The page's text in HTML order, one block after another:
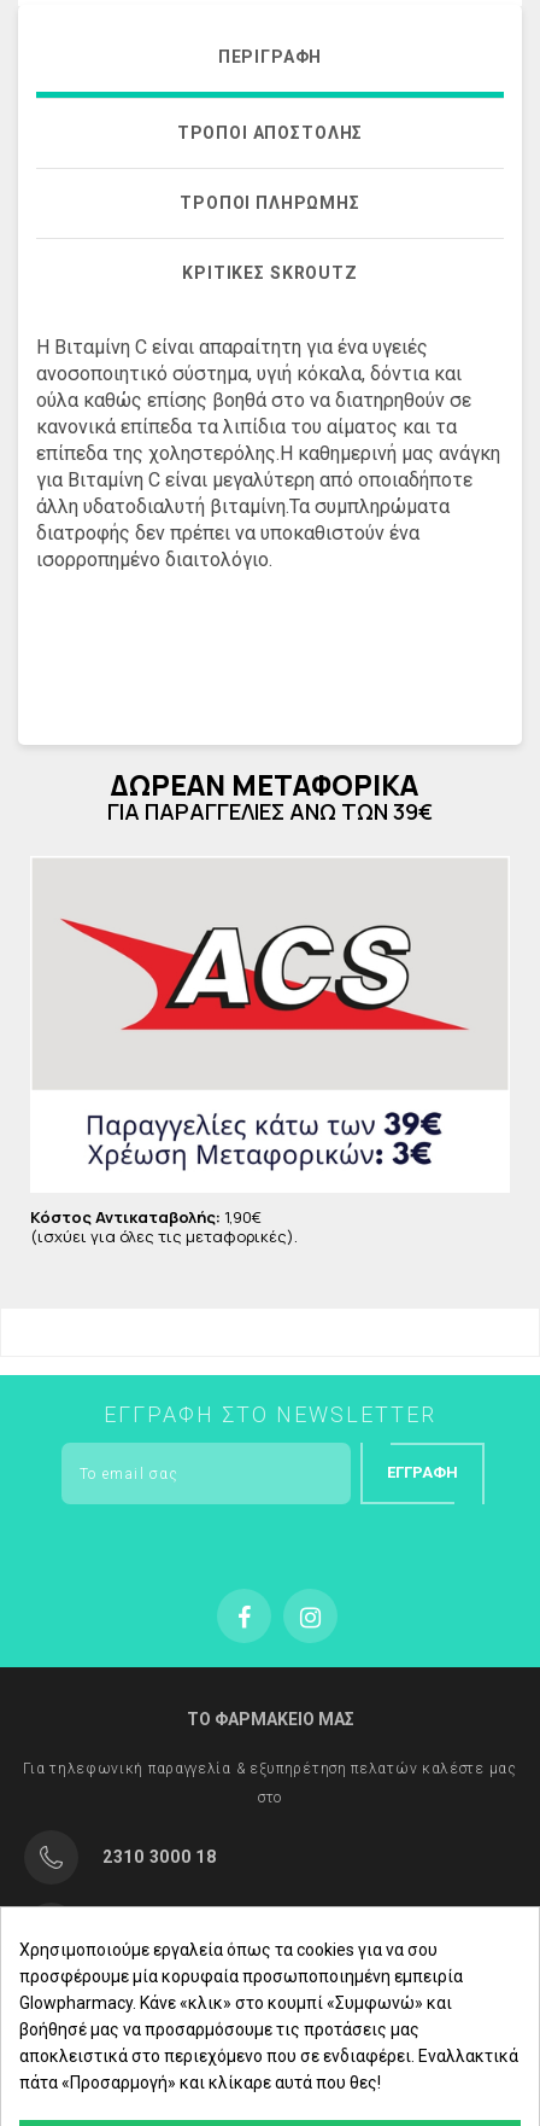
ΠΕΡΙΓΡΑΦΉ
ΤΡΌΠΟΙ ΑΠΟΣΤΟΛΉΣ
ΤΡΌΠΟΙ ΠΛΗΡΩΜΉΣ
ΚΡΙΤΙΚΈΣ SKROUTZ
Η Βιταμίνη C είναι απαραίτητη για ένα υγειές
ανοσοποιητικό σύστημα, υγιή κόκαλα, δόντια και
ούλα καθώς επίσης βοηθά στο να διατηρηθούν σε
κανονικά επίπεδα τα λιπίδια του αίματος και τα
επίπεδα της χοληστερόλης.Η καθημερινή μας ανάγκη
για Βιταμίνη C είναι μεγαλύτερη από οποιαδήποτε
άλλη υδατοδιαλυτή βιταμίνη.Τα συμπληρώματα
διατροφής δεν πρέπει να υποκαθιστούν ένα
ισορροπημένο διαιτολόγιο.
ΔΩΡΕΑΝ ΜΕΤΑΦΟΡΙΚΑ
ΓΙΑ ΠΑΡΑΓΓΕΛΙΕΣ ΑΝΩ ΤΩΝ 39€
Κόστος Αντικαταβολής: 1,90€
(ισχύει για όλες τις μεταφορικές).
ΕΓΓΡΑΦΉ ΣΤΟ NEWSLETTER
ΕΓΓΡΑΦΉ
ΤΟ ΦΑΡΜΑΚΕΙΟ ΜΑΣ
Για τηλεφωνική παραγγελία & εξυπηρέτηση πελατών καλέστε μας
στο
2310 3000 18
Δευ. - Παρ.: 8:00 - 21:00
Σάββατο: 09:00-15:00
ΕΤΑΙΡΕΙΑ
Χρησιμοποιούμε εργαλεία όπως τα cookies για να σου
προσφέρουμε μία κορυφαία προσωποποιημένη εμπειρία
Glowpharmacy. Κάνε «κλικ» στο κουμπί «Συμφωνώ» και
βοήθησέ μας να προσαρμόσουμε τις προτάσεις μας
αποκλειστικά στο περιεχόμενο που σε ενδιαφέρει. Εναλλακτικά
πάτα «Προσαρμογή» και κλίκαρε αυτά που θες!